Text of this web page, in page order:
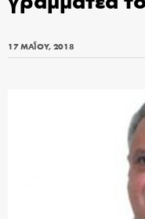
17 ΜΑΪ́ΟΥ, 2018